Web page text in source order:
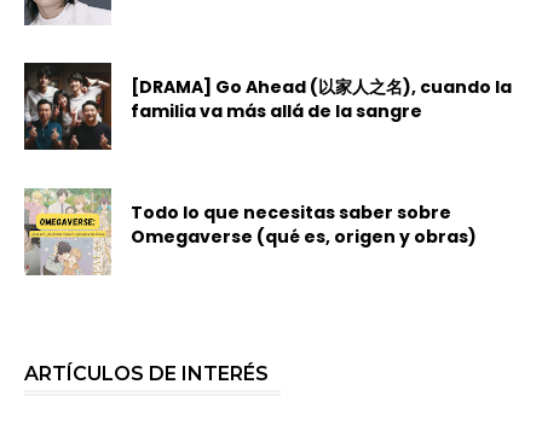
[DRAMA] Go Ahead (以家人之名), cuando la
familia va más allá de la sangre
Todo lo que necesitas saber sobre
Omegaverse (qué es, origen y obras)
ARTÍCULOS DE INTERÉS